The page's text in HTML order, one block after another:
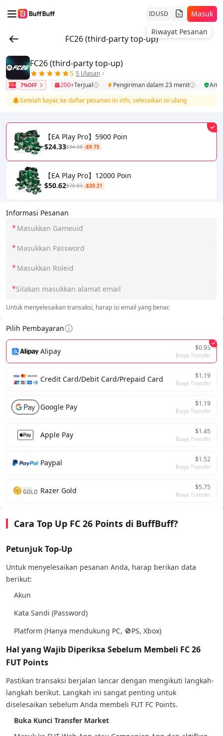
IDUSD
Riwayat Pesanan
Masuk
FC26 (third-party top-up)
Informasi Pesanan
*
*
*
*
Untuk menyelesaikan transaksi, harap isi email yang benar.
Pilih Pembayaran
Alipay $0.93
Biaya Transfer
Credit Card/Debit Card/Prepaid Card $1.19
Biaya Transfer
Google Pay $1.19
Biaya Transfer
Apple Pay $1.45
Biaya Transfer
Paypal $1.52
Biaya Transfer
Razer Gold $5.75
Biaya Transfer
FC26 (third-party top-up)
5 5 Ulasan
7%OFF 200+Terjual Pengiriman dalam 23 menit
Setelah bayar, ke daftar pesanan isi info, selesaikan isi ulang
【EA Play Pro】5900 Poin
$24.33$34.08 -$9.75
【EA Play Pro】12000 Poin
$50.62$70.83 -$20.21
Cara Top Up FC 26 Points di BuffBuff?
Petunjuk Top-Up
Untuk menyelesaikan pesanan Anda, harap berikan data
berikut:
Akun
Kata Sandi (Password)
Platform (Hanya mendukung PC, 🚫PS, Xbox)
Hal yang Wajib Diperiksa Sebelum Membeli FC 26
FUT Points
Pastikan transaksi berjalan lancar dengan mengikuti langkah-
langkah berikut. Langkah ini sangat penting untuk
diselesaikan sebelum Anda membeli FUT FC Points.
Buka Kunci Transfer Market